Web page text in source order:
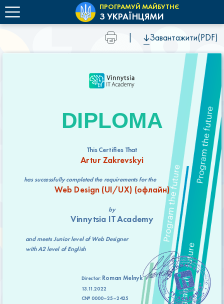
ПРОГРАМУЙ МАЙБУТНЄ
З УКРАЇНЦЯМИ
|
Завантажити(PDF)
DIPLOMA
This Certifies That
Artur Zakrevskyi
has successfully completed the requirements for the
Web Design (UI/UX) (офлайн)
by
Vinnytsia IT Academy
and meetsJunior levelof Web Designer
withA2 levelof English
Director: Roman Melnyk
13.11.2022
C№ 0000–25–2425